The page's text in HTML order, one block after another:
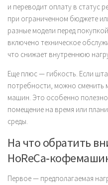
и переводит оплату в статус
при ограниченном бюджете
разные модели перед
включено техническое
что снижает внутреннюю
Еще плюс — гибкость. Если
потребности, можно сменить
машин. Это особенно
помещение на время или
среды.
На что обратить
Первое — предполагаемая